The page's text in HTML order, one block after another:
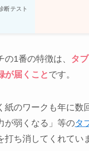
断テスト
1番の特徴は、
タ
が届くこと です。
紙のワークも年に数
が弱くなる」等のタ
打ち消してくれてい